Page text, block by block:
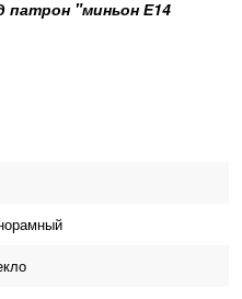
патрон "миньон Е14